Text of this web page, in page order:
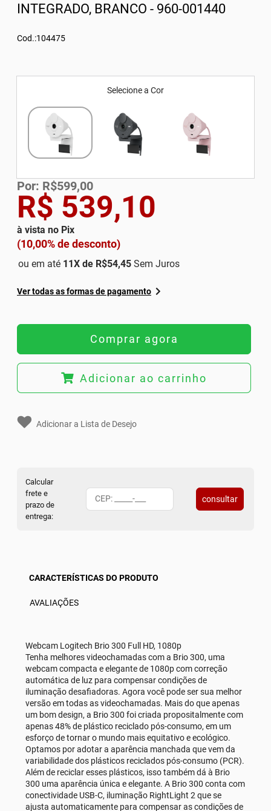
INTEGRADO, BRANCO - 960-001440
Cod.:104475
Selecione a Cor
R$ 539,10
à vista no Pix
(10,00% de desconto)
Por: R$599,00
ou em até 11X de R$54,45 Sem Juros
Ver todas as formas de pagamento
Comprar agora
Adicionar ao carrinho
Adicionar a Lista de Desejo
Calcular
frete e
prazo de
entrega:
consultar
CARACTERÍSTICAS DO PRODUTO
AVALIAÇÕES
Webcam Logitech Brio 300 Full HD, 1080p
Tenha melhores videochamadas com a Brio 300, uma
webcam compacta e elegante de 1080p com correção
automática de luz para compensar condições de
iluminação desafiadoras. Agora você pode ser sua melhor
versão em todas as videochamadas. Mais do que apenas
um bom design, a Brio 300 foi criada propositalmente com
apenas 48% de plástico reciclado pós-consumo, em um
esforço de tornar o mundo mais equitativo e ecológico.
Optamos por adotar a aparência manchada que vem da
variabilidade dos plásticos reciclados pós-consumo (PCR).
Além de reciclar esses plásticos, isso também dá à Brio
300 uma aparência única e elegante. A Brio 300 conta com
conectividade USB-C, iluminação RightLight 2 que se
ajusta automaticamente para compensar as condições de